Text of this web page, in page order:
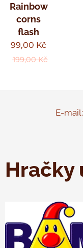
Rainbow
corns
flash
99,00 Kč
199,00Kč
E-mail:
Hračky